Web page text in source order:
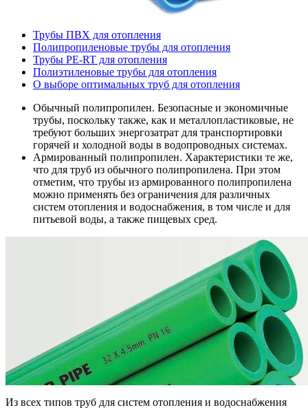
Трубы ПВХ для отопления
Полипропиленовые трубы для отопления
Трубы PE-RT для отопления
Полиэтиленовые трубы для отопления
О выборе оптимальных труб для отопления
Обычный полипропилен. Безопасные и экономичные
трубы, поскольку также, как и металлопластиковые, не
требуют больших энергозатрат для транспортировки
горячей и холодной воды в водопроводных системах.
Армированный полипропилен. Характеристики те же,
что для труб из обычного полипропилена. При этом
отметим, что трубы из армированного полипропилена
можно применять без ограничения для различных
систем отопления и водоснабжения, в том числе и для
питьевой воды, а также пищевых сред.
Из всех типов труб для систем отопления и водоснабжения